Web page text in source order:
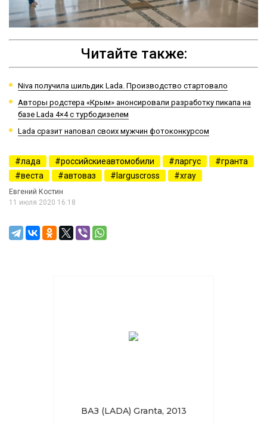
Читайте также:
Niva получила шильдик Lada. Производство стартовало
Авторы родстера «Крым» анонсировали разработку пикапа на
базе Lada 4×4 с турбодизелем
Lada сразит наповал своих мужчин фотоконкурсом
лада российскиеавтомобили ларгус
гранта
веста
автоваз larguscross xray
Евгений Костин
11 июля 2020 16:18
ВАЗ (LADA) Granta, 2013